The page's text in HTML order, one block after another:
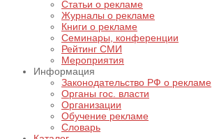
Статьи о рекламе
Журналы о рекламе
Книги о рекламе
Семинары, конференции
Рейтинг СМИ
Мероприятия
Информация
Законодательство РФ о рекламе
Органы гос. власти
Организации
Обучение рекламе
Словарь